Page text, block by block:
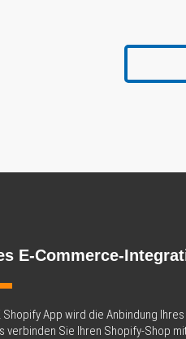
E-Commerce-
Shopify App wird die Anbindung
verbinden Sie Ihren Shopify-Shop